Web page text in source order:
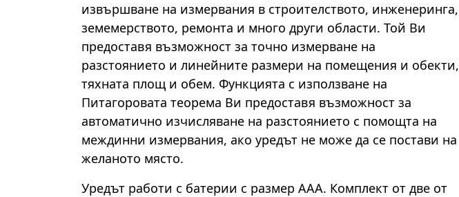
извършване на измервания в строителството, инженеринга,
земемерството, ремонта и много други области. Той Ви
предоставя възможност за точно измерване на
разстоянието и линейните размери на помещения и обекти,
тяхната площ и обем. Функцията с използване на
Питагоровата теорема Ви предоставя възможност за
автоматично изчисляване на разстоянието с помощта на
междинни измервания, ако уредът не може да се постави на
желаното място.
Уредът работи с батерии с размер ААА. Комплект от две от